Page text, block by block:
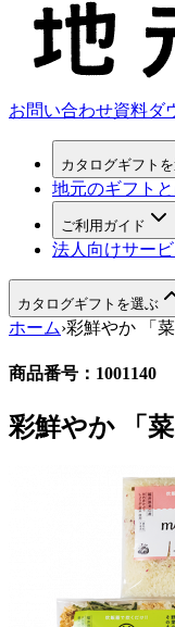
お問い合わせ資料ダ
カタログギフト
地元のギフト
ご利用ガイド
法人向けサー
カタログギフトを選ぶ
ホーム›彩鮮やか 「菜
商品番号： 1001140
彩鮮やか 「